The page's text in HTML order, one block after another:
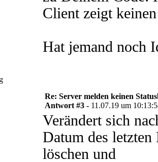
Client zeigt
Hat jemand noch
Re: Server melden keinen
Antwort #3 - 11.07.19 um
Verändert sich
Datum des
löschen und